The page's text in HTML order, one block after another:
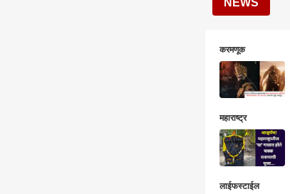
NEWS
करमणूक
महाराष्ट्र
लाईफस्टाईल